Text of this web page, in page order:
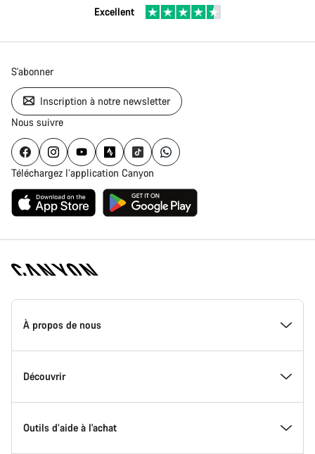
Excellent
S'abonner
Inscription à notre newsletter
Nous suivre
Téléchargez l’application Canyon
Page
d'accueil
Canyon
-
Canyon
À propos de nous
Inside Canyon
L'innovation chez Canyon
Découvrir
Evénements
Outils d’aide à l'achat